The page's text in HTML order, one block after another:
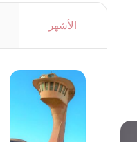
الأشهر